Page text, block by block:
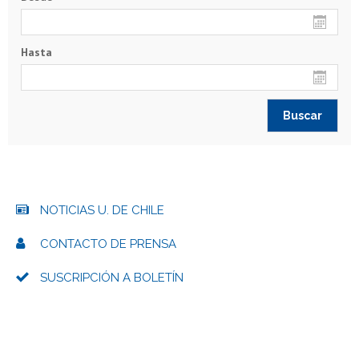
Hasta
NOTICIAS U. DE CHILE
CONTACTO DE PRENSA
SUSCRIPCIÓN A BOLETÍN